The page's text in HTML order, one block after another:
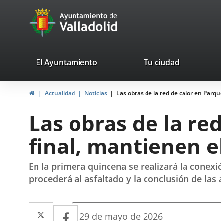
Portal
Web
Ayuntamiento
de
valladolid.es
El Ayuntamiento Tu ciudad
HomeActualidad Noticias Las obras de la red de calor en
Las obras de la
final, mantienen
En la primera quincena se realizará la
procederá al asfaltado y la conclusión de
Twitter
EnlaceFacebook
Enlace
Fecha
29 de mayo de 2026